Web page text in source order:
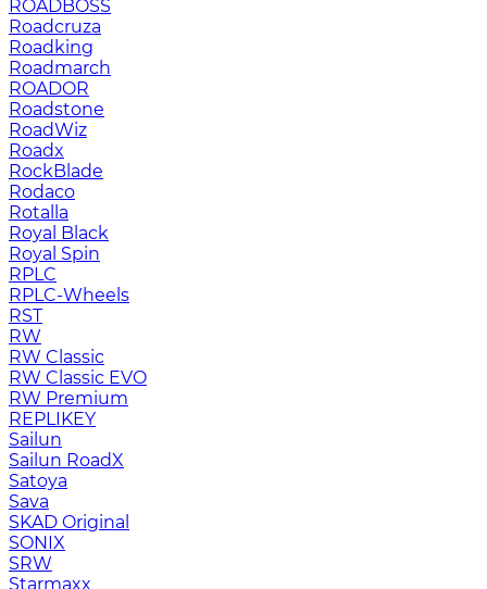
ROADBOSS
Roadcruza
Roadking
Roadmarch
ROADOR
Roadstone
RoadWiz
Roadx
RockBlade
Rodaco
Rotalla
Royal Black
Royal Spin
RPLC
RPLC-Wheels
RST
RW
RW Classic
RW Classic EVO
RW Premium
RЕPLIKEY
Sailun
Sailun RoadX
Satoya
Sava
SKAD Original
SONIX
SRW
Starmaxx